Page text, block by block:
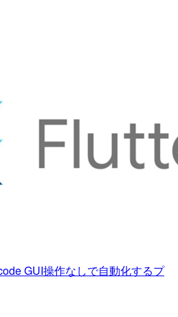
GUI操作なしで自動化するプ